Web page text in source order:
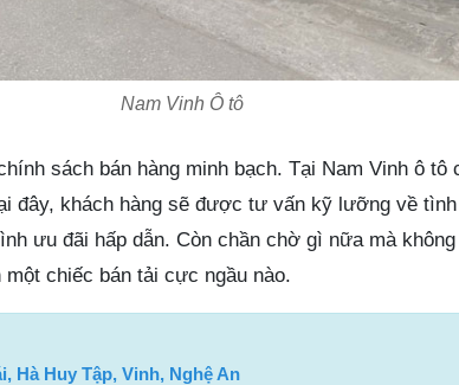
Nam Vinh Ô tô
sách bán hàng minh bạch. Tại Nam Vinh ô tô
đây, khách hàng sẽ được tư vấn kỹ lưỡng về
ưu đãi hấp dẫn. Còn chần chờ gì nữa mà
chiếc bán tải cực ngầu nào.
Hà Huy Tập, Vinh, Nghệ An